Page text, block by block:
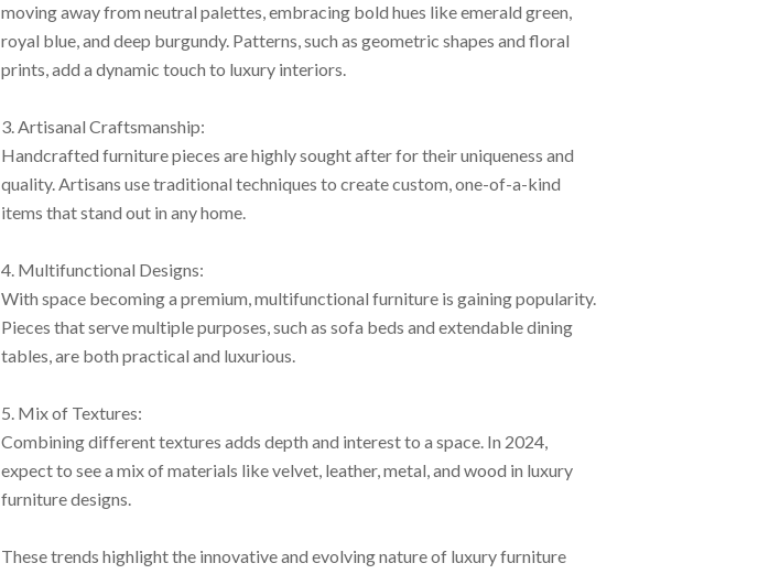
moving away from neutral palettes, embracing bold hues like emerald green,
royal blue, and deep burgundy. Patterns, such as geometric shapes and floral
prints, add a dynamic touch to luxury interiors.
3. Artisanal Craftsmanship:
Handcrafted furniture pieces are highly sought after for their uniqueness and
quality. Artisans use traditional techniques to create custom, one-of-a-kind
items that stand out in any home.
4. Multifunctional Designs:
With space becoming a premium, multifunctional furniture is gaining popularity.
Pieces that serve multiple purposes, such as sofa beds and extendable dining
tables, are both practical and luxurious.
5. Mix of Textures:
Combining different textures adds depth and interest to a space. In 2024,
expect to see a mix of materials like velvet, leather, metal, and wood in luxury
furniture designs.
These trends highlight the innovative and evolving nature of luxury furniture